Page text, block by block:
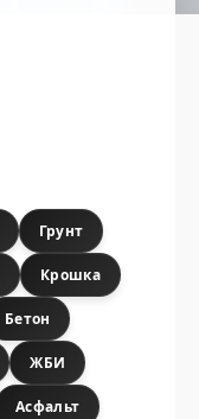
Грунт
Крошка
Бетон
ЖБИ
Асфальт